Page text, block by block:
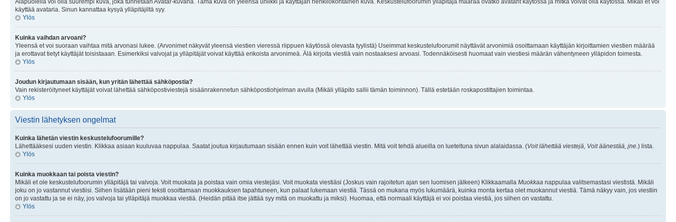
käyttää avataria. Sinun kannattaa kysyä ylläpitäjiltä syy.
Ylös
Kuinka vaihdan arvoani?
Yleensä et voi suoraan vaihtaa mitä arvonasi lukee. (Arvonimet näkyvät yleensä viestien vieressä riippuen käytössä olevasta tyylistä) Useimmat keskustelufoorumit näyttävät arvonimiä osoittamaan käyttäjän kirjoittamien viestien määrää
ja erottavat tietyt käyttäjät toisistaaan. Esimerkiksi valvojat ja ylläpitäjät voivat käyttää erikoista arvonimeä. Älä kirjoita viestiä vain nostaaksesi arvoasi. Todennäköisesti huomaat vain viestiesi määrän vähentyneen ylläpidon toimesta.
Ylös
Joudun kirjautumaan sisään, kun yritän lähettää sähköpostia?
Vain rekisteröityneet käyttäjät voivat lähettää sähköpostiviestejä sisäänrakennetun sähköpostiohjelman avulla (Mikäli ylläpito sallii tämän toiminnon). Tällä estetään roskapostittajien toimintaa.
Ylös
Viestin lähetyksen ongelmat
Kuinka lähetän viestin keskustelufoorumille?
Lähettääksesi uuden viestin. Klikkaa asiaan kuuluvaa nappulaa. Saatat joutua kirjautumaan sisään ennen kuin voit lähettää viestin. Mitä voit tehdä alueilla on lueteltuna sivun alalaidassa. (Voit lähettää viestejä, Voit äänestää, jne. ) lista.
Ylös
Kuinka muokkaan tai poista viestin?
Mikäli et ole keskustelufoorumin ylläpitäjä tai valvoja. Voit muokata ja poistaa vain omia viestejäsi. Voit muokata viestiäsi (Joskus vain rajoitetun ajan sen luomisen jälkeen) Klikkaamalla Muokkaa nappulaa valitsemastasi viestistä. Mikäli
joku on jo vastannut viestiisi. Siihen lisätään pieni teksti osoittamaan muokkauksen tapahtuneen, kun palaat lukemaan viestiä. Tässä on mukana myös lukumäärä, kuinka monta kertaa olet muokannut viestiä. Tämä näkyy vain, jos viestiin
on jo vastattu ja se ei näy, jos valvoja tai ylläpitäjä muokkaa viestiä. (Heidän pitää itse jättää syy mitä on muokattu ja miksi). Huomaa, että normaali käyttäjä ei voi poistaa viestiä, jos siihen on vastattu.
Ylös